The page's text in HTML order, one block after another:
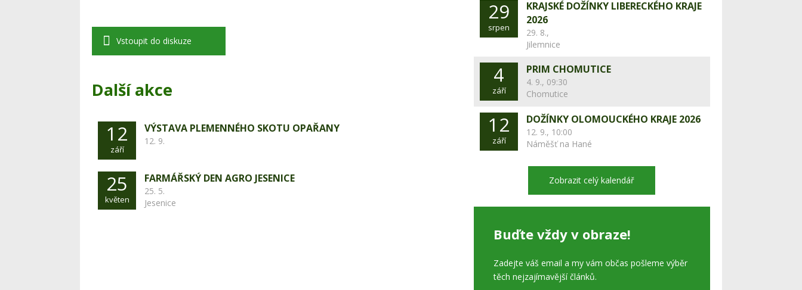
Vstoupit do diskuze
Další akce
12
září
VÝSTAVA PLEMENNÉHO SKOTU OPAŘANY
12. 9.
25
květen
FARMÁŘSKÝ DEN AGRO JESENICE
25. 5.
Jesenice
29
srpen
KRAJSKÉ DOŽÍNKY LIBERECKÉHO KRAJE
2026
29. 8.,
Jilemnice
4
září
PRIM CHOMUTICE
4. 9., 09:30
Chomutice
12
září
DOŽÍNKY OLOMOUCKÉHO KRAJE 2026
12. 9., 10:00
Náměšť na Hané
Zobrazit celý kalendář
Buďte vždy v obraze!
Zadejte váš email a my vám občas pošleme výběr
těch nejzajímavější článků.